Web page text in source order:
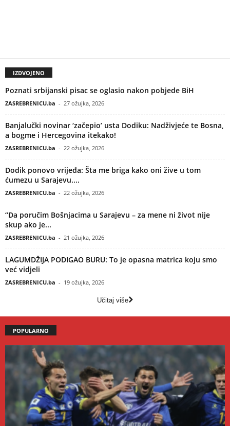
IZDVOJENO
Poznati srbijanski pisac se oglasio nakon pobjede BiH
ZASREBRENICU.ba - 27 ožujka, 2026
Banjalučki novinar ‘začepio’ usta Dodiku: Nadživjeće te Bosna,
a bogme i Hercegovina itekako!
ZASREBRENICU.ba - 22 ožujka, 2026
Dodik ponovo vrijeđa: Šta me briga kako oni žive u tom
ćumezu u Sarajevu....
ZASREBRENICU.ba - 22 ožujka, 2026
“Da poručim Bošnjacima u Sarajevu – za mene ni život nije
skup ako je...
ZASREBRENICU.ba - 21 ožujka, 2026
LAGUMDŽIJA PODIGAO BURU: To je opasna matrica koju smo
već vidjeli
ZASREBRENICU.ba - 19 ožujka, 2026
Učitaj više
POPULARNO